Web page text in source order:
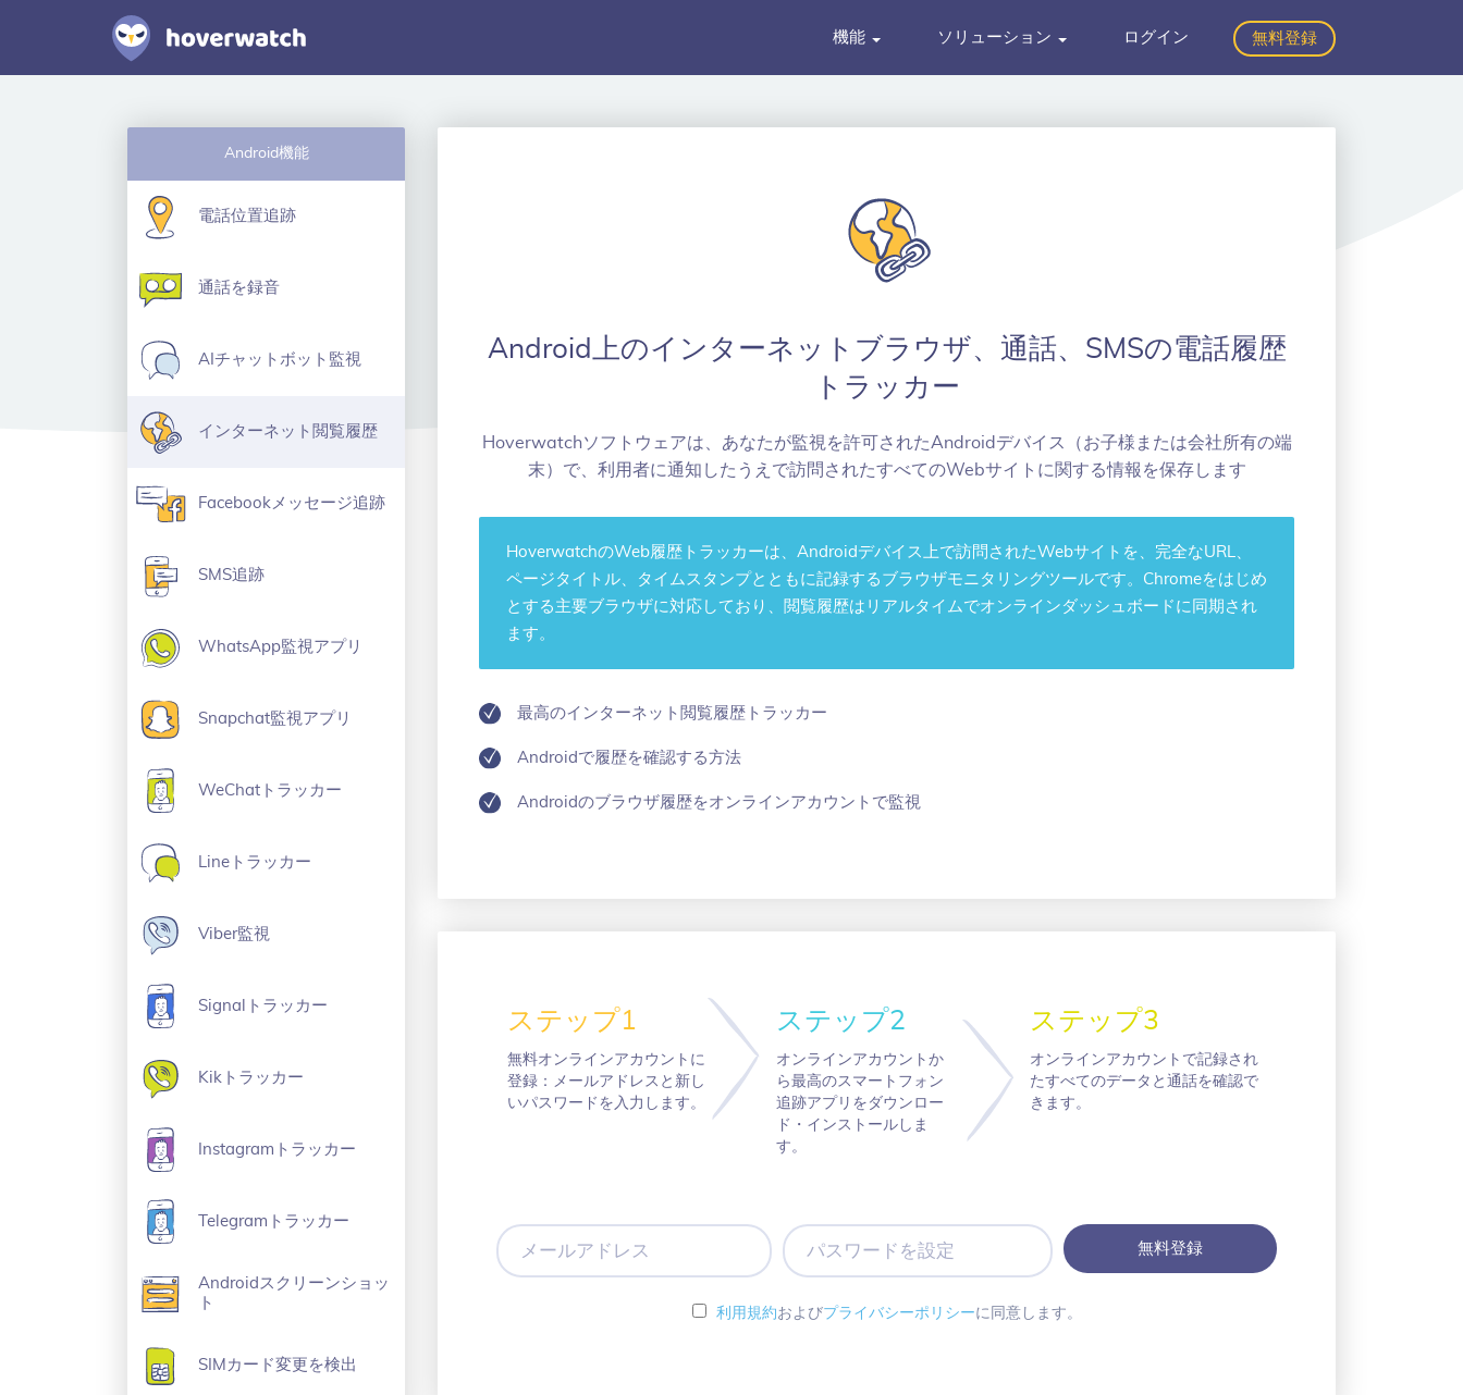
機能 ソリューション ログイン 無料登録
Android機能
電話位置追跡
通話を録音
AIチャットボット監視
インターネット閲覧履歴
Facebookメッセージ追跡
SMS追跡
WhatsApp監視アプリ
Snapchat監視アプリ
WeChatトラッカー
Lineトラッカー
Viber監視
Signalトラッカー
Kikトラッカー
Instagramトラッカー
Telegramトラッカー
Androidスクリーンショッ
ト
SIMカード変更を検出
Android上のインターネットブラウザ、通話、SMSの電話履歴
トラッカー
Hoverwatchソフトウェアは、あなたが監視を許可されたAndroidデバイス（お子様または会社所有の端
末）で、利用者に通知したうえで訪問されたすべてのWebサイトに関する情報を保存します
HoverwatchのWeb履歴トラッカーは、Androidデバイス上で訪問されたWebサイトを、完全なURL、
ページタイトル、タイムスタンプとともに記録するブラウザモニタリングツールです。Chromeをはじめ
とする主要ブラウザに対応しており、閲覧履歴はリアルタイムでオンラインダッシュボードに同期され
ます。
最高のインターネット閲覧履歴トラッカー
Androidで履歴を確認する方法
Androidのブラウザ履歴をオンラインアカウントで監視
ステップ1
無料オンラインアカウントに
登録：メールアドレスと新し
いパスワードを入力します。
ステップ2
オンラインアカウントか
ら最高のスマートフォン
追跡アプリをダウンロー
ド・インストールしま
す。
ステップ3
オンラインアカウントで記録され
たすべてのデータと通話を確認で
きます。
メ
ー
ル
パ
ス
ワ
ド
利用規約およびプライバシーポリシーに同意します。